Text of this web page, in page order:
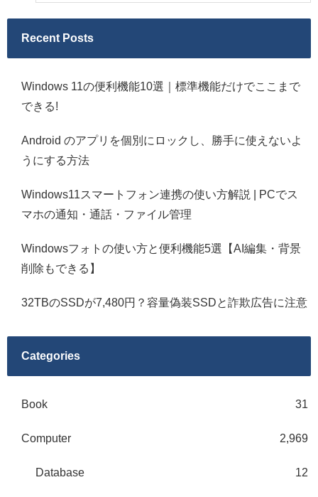
Recent Posts
Windows 11の便利機能10選｜標準機能だけでここまで
できる!
Android のアプリを個別にロックし、勝手に使えないよ
うにする方法
Windows11スマートフォン連携の使い方解説 | PCでス
マホの通知・通話・ファイル管理
Windowsフォトの使い方と便利機能5選【AI編集・背景
削除もできる】
32TBのSSDが7,480円？容量偽装SSDと詐欺広告に注意
Categories
Book 31
Computer 2,969
Database 12